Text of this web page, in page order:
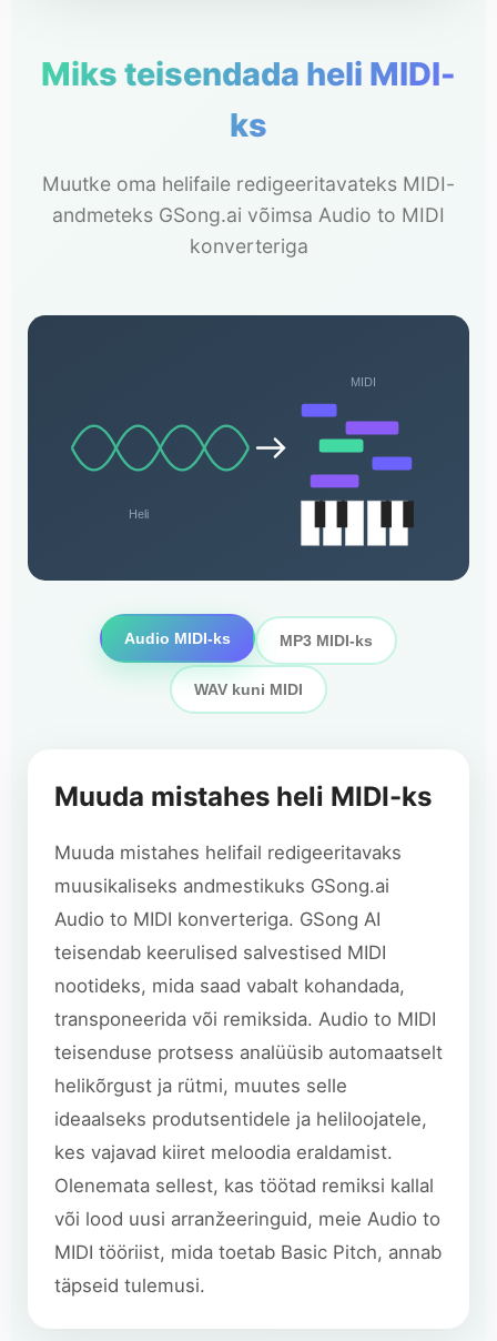
Miks teisendada heli MIDI-
ks
Muutke oma helifaile redigeeritavateks MIDI-
andmeteks GSong.ai võimsa Audio to MIDI
konverteriga
Heli
MIDI
Audio MIDI-ks MP3 MIDI-ks
WAV kuni MIDI
Muuda mistahes heli MIDI-ks
Muuda mistahes helifail redigeeritavaks
muusikaliseks andmestikuks GSong.ai
Audio to MIDI konverteriga. GSong AI
teisendab keerulised salvestised MIDI
nootideks, mida saad vabalt kohandada,
transponeerida või remiksida. Audio to MIDI
teisenduse protsess analüüsib automaatselt
helikõrgust ja rütmi, muutes selle
ideaalseks produtsentidele ja heliloojatele,
kes vajavad kiiret meloodia eraldamist.
Olenemata sellest, kas töötad remiksi kallal
või lood uusi arranžeeringuid, meie Audio to
MIDI tööriist, mida toetab Basic Pitch, annab
täpseid tulemusi.